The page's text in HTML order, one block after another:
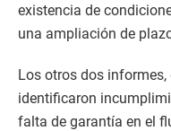
existencia de
una ampliación de
Los otros dos
identificaron
falta de garantía en el